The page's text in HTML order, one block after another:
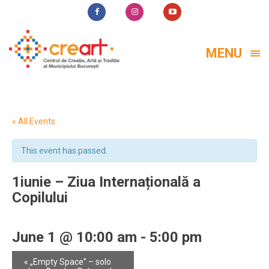
MENU
« All Events
This event has passed.
1iunie – Ziua Internațională a
Copilului
June 1 @ 10:00 am - 5:00 pm
Event
« „Empty Space” – solo